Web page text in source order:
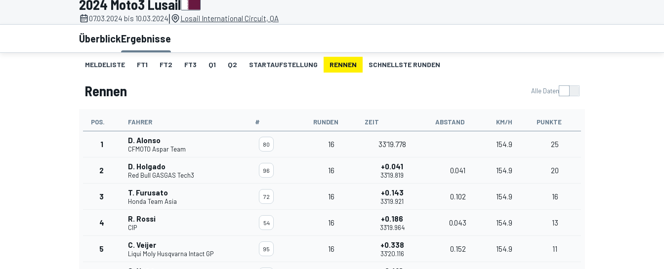
MOTOGP
2024 Moto3 Lusail
07.03.2024 bis 10.03.2024| Losail International Circuit, QA
ÜberblickErgebnisse
MELDELISTE FT1 FT2 FT3 Q1 Q2 STARTAUFSTELLUNG RENNEN SCHNELLSTE RUNDEN
Rennen Alle Daten
POS. FAHRER # RUNDEN ZEIT ABSTAND KM/H PUNKTE
1 D. Alonso
CFMOTO Aspar Team
80 16 33'19.778 154.9 25
2 D. Holgado
Red Bull GASGAS Tech3
96 16 +0.041
33'19.819
0.041 154.9 20
3 T. Furusato
Honda Team Asia
72 16 +0.143
33'19.921
0.102 154.9 16
4 R. Rossi
CIP
54 16 +0.186
33'19.964
0.043 154.9 13
5 C. Veijer
Liqui Moly Husqvarna Intact GP
95 16 +0.338
33'20.116
0.152 154.9 11